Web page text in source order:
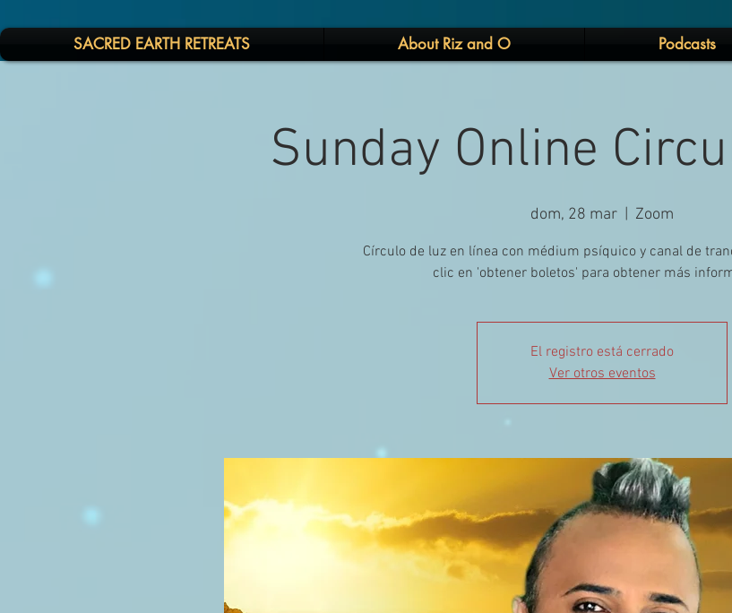
SACRED EARTH RETREATS About Riz and O Podcasts
Sunday Online
dom, 28 mar Zoom
Círculo de luz en línea con médium psíquico y canal de
clic en 'obtener boletos' para obtener más
El registro está cerrado
Ver otros eventos